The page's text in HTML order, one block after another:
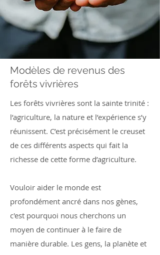
Modèles de revenus des
forêts vivrières
Les forêts vivrières sont la sainte trinité :
l’agriculture, la nature et l’expérience s’y
réunissent. C’est précisément le creuset
de ces différents aspects qui fait la
richesse de cette forme d’agriculture.
Vouloir aider le monde est
profondément ancré dans nos gènes,
c'est pourquoi nous cherchons un
moyen de continuer à le faire de
manière durable. Les gens, la planète et